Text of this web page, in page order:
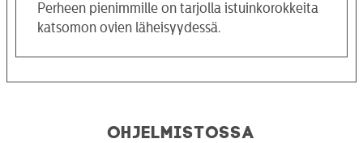
Perheen pienimmille on tarjolla istuinkorokkeita
katsomon ovien läheisyydessä.
Ohjelmistossa